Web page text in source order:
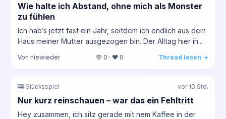
Wie halte ich Abstand, ohne mich als Monster
zu fühlen
Ich hab’s jetzt fast ein Jahr, seitdem ich endlich aus dem
Haus meiner Mutter ausgezogen bin. Der Alltag hier in...
Von niewieder 💬 0 · ❤️ 0 Thread lesen →
🎰 Glücksspiel vor 10 Std.
Nur kurz reinschauen – war das ein Fehltritt
Hey zusammen, ich sitz gerade mit nem Kaffee in der